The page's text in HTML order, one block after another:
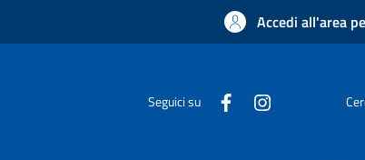
Accedi all'area
Seguici su